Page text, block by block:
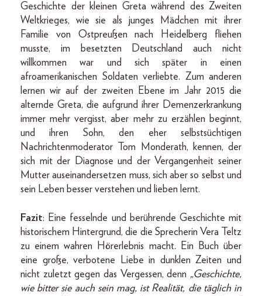
Geschichte der kleinen Greta während des Zweiten
Weltkrieges, wie sie als junges Mädchen mit ihrer
Familie von Ostpreußen nach Heidelberg fliehen
musste, im besetzten Deutschland auch nicht
willkommen war und sich später in einen
afroamerikanischen Soldaten verliebte. Zum anderen
lernen wir auf der zweiten Ebene im Jahr 2015 die
alternde Greta, die aufgrund ihrer Demenzerkrankung
immer mehr vergisst, aber mehr zu erzählen beginnt,
und ihren Sohn, den eher selbstsüchtigen
Nachrichtenmoderator Tom Monderath, kennen, der
sich mit der Diagnose und der Vergangenheit seiner
Mutter auseinandersetzen muss, sich aber so selbst und
sein Leben besser verstehen und lieben lernt.
Fazit: Eine fesselnde und berührende Geschichte mit
historischem Hintergrund, die die Sprecherin Vera Teltz
zu einem wahren Hörerlebnis macht. Ein Buch über
eine große, verbotene Liebe in dunklen Zeiten und
nicht zuletzt gegen das Vergessen, denn „Geschichte,
wie bitter sie auch sein mag, ist Realität, die täglich in